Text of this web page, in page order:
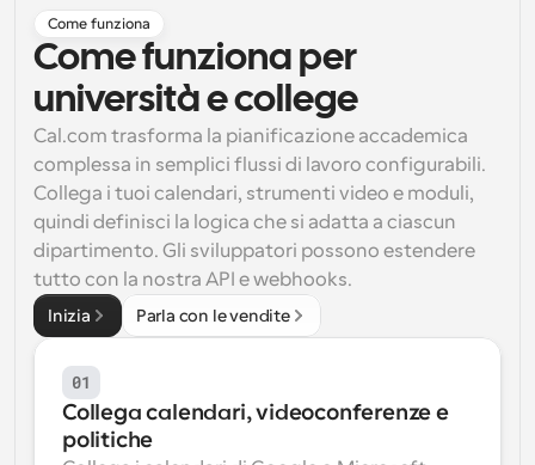
Programmazione potenziata con chiamate
supportate dall'IA
Flussi di lavoro
Automatizzare la pianificazione e i promemoria
Rimani aggiornato con le ultime notizie e aggiornamenti
Riunioni Instantanee
Incontrare i clienti in pochi minuti
Link di Gruppo Dinamico
Prenota senza sforzo riunioni con più persone
Webhook
Ricevi una notifica quando succede qualcosa
Come funziona
Come funziona per
università e college
Cal.com trasforma la pianificazione accademica
complessa in semplici flussi di lavoro configurabili.
Collega i tuoi calendari, strumenti video e moduli,
quindi definisci la logica che si adatta a ciascun
dipartimento. Gli sviluppatori possono estendere
tutto con la nostra API e webhooks.
Inizia Parla con le vendite
01
Collega calendari, videoconferenze e
politiche